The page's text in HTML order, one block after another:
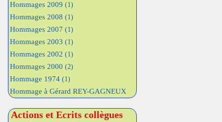
Hommages 2009 (1)
Hommages 2008 (1)
Hommages 2007 (1)
Hommages 2003 (1)
Hommages 2002 (1)
Hommages 2000 (2)
Hommage 1974 (1)
Hommage à Gérard REY-GAGNEUX
Actions et Ecrits collègues